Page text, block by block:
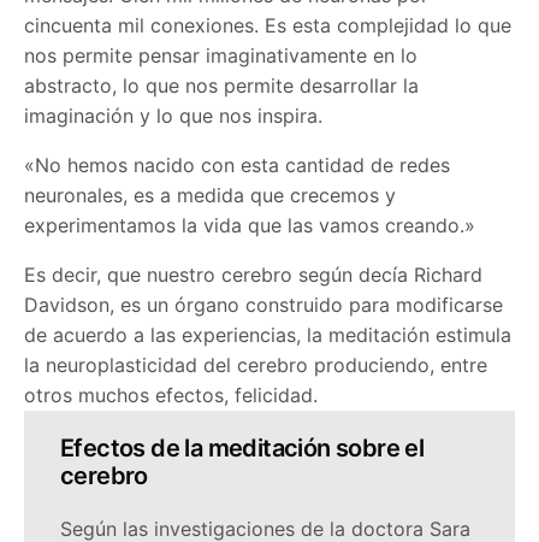
cincuenta mil conexiones. Es esta complejidad lo que
nos permite pensar imaginativamente en lo
abstracto, lo que nos permite desarrollar la
imaginación y lo que nos inspira.
«No hemos nacido con esta cantidad de redes
neuronales, es a medida que crecemos y
experimentamos la vida que las vamos creando.»
Es decir, que nuestro cerebro según decía Richard
Davidson, es un órgano construido para modificarse
de acuerdo a las experiencias, la meditación estimula
la neuroplasticidad del cerebro produciendo, entre
otros muchos efectos, felicidad.
Efectos de la meditación sobre el
cerebro
Según las investigaciones de la doctora Sara